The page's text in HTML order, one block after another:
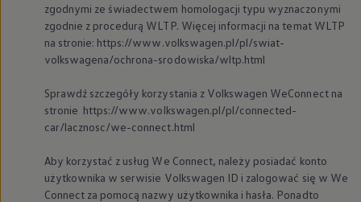
zgodnymi ze świadectwem homologacji typu wyznaczonymi
zgodnie z procedurą WLTP. Więcej informacji na temat WLTP
na stronie: https://www.volkswagen.pl/pl/swiat-
volkswagena/ochrona-srodowiska/wltp.html
Sprawdź szczegóły korzystania z Volkswagen WeConnect na
stronie https://www.volkswagen.pl/pl/connected-
car/lacznosc/we-connect.html
Aby korzystać z usług We Connect, należy posiadać konto
użytkownika w serwisie Volkswagen ID i zalogować się w We
Connect za pomocą nazwy użytkownika i hasła. Ponadto